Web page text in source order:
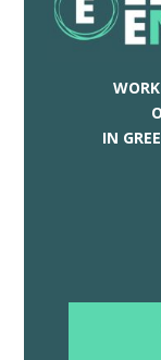
IN